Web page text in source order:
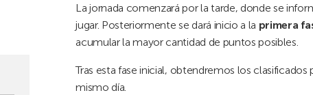
La jornada comenzará por la tarde, donde se
jugar. Posteriormente se dará inicio a la primera
acumular la mayor cantidad de puntos posibles.
Tras esta fase inicial, obtendremos los clasificados
mismo día.